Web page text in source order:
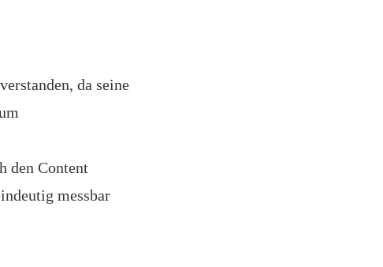
da seine
den Content
messbar